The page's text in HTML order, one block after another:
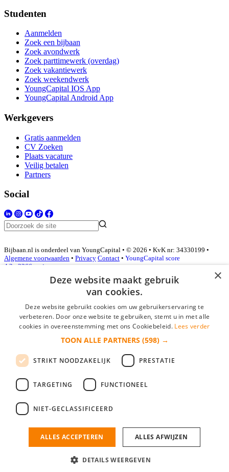
Studenten
Aanmelden
Zoek een bijbaan
Zoek avondwerk
Zoek parttimewerk (overdag)
Zoek vakantiewerk
Zoek weekendwerk
YoungCapital IOS App
YoungCapital Android App
Werkgevers
Gratis aanmelden
CV Zoeken
Plaats vacature
Veilig betalen
Partners
Social
Bijbaan.nl is onderdeel van YoungCapital • © 2026 • KvK nr: 34330199 •
Algemene voorwaarden • Privacy Contact • YoungCapital score
4.3 - 3366 reviews
Inloggen als bedrijf
*
login gegevens onthouden
login
Bedrijf aanmelden
nieuwe collega/werknemer zo gevonden!
×
Deze website maakt gebruik
van cookies.
Deze website gebruikt cookies om uw gebruikerservaring te
verbeteren. Door onze website te gebruiken, stemt u in met alle
cookies in overeenstemming met ons Cookiebeleid. Lees verder
TOON ALLE PARTNERS (598) →
STRIKT NOODZAKELIJK PRESTATIE
TARGETING FUNCTIONEEL
NIET-GECLASSIFICEERD
ALLES ACCEPTEREN ALLES AFWIJZEN
DETAILS WEERGEVEN